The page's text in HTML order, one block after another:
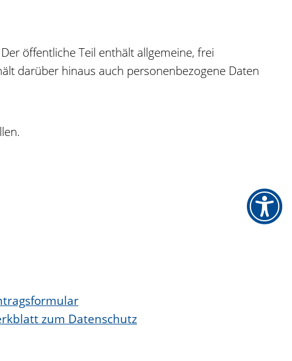
öffentliche Teil enthält allgemeine, frei
darüber hinaus auch personenbezogene Daten
zum Datenschutz